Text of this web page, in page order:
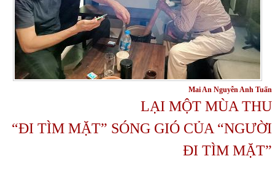
Mai An Nguyễn Anh Tuấn
LẠI MỘT MÙA THU
“ĐI TÌM MẶT” SÓNG GIÓ CỦA “NGƯỜI
ĐI TÌM MẶT”